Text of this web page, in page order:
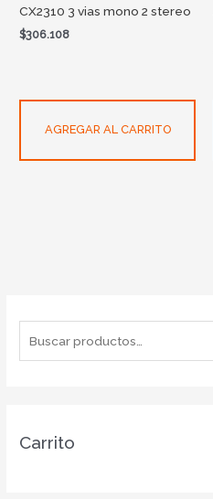
Carrito
CX2310 3 vias mono 2 stereo
$306.108
AGREGAR AL CARRITO